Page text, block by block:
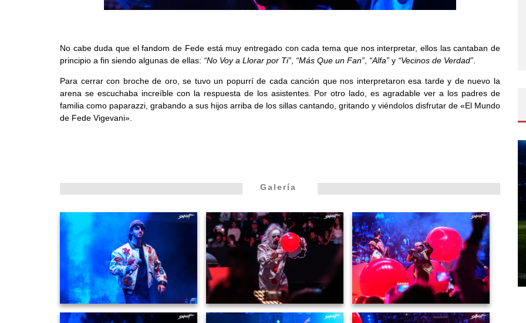
No cabe duda que el fandom de Fede está muy entregado con cada tema que nos interpretar, ellos las cantaban de
principio a fin siendo algunas de ellas: “No Voy a Llorar por Ti” “Más Que un Fan” “Alfa” y “Vecinos de Verdad”
Para cerrar con broche de oro, se tuvo un popurrí de cada canción que nos interpretaron esa tarde y de nuevo la
arena se escuchaba increíble con la respuesta de los asistentes. Por otro lado, es agradable ver a los padres de
familia como paparazzi, grabando a sus hijos arriba de los sillas cantando, gritando y viéndolos disfrutar de «El Mundo
de Fede Vigevani».
Galería